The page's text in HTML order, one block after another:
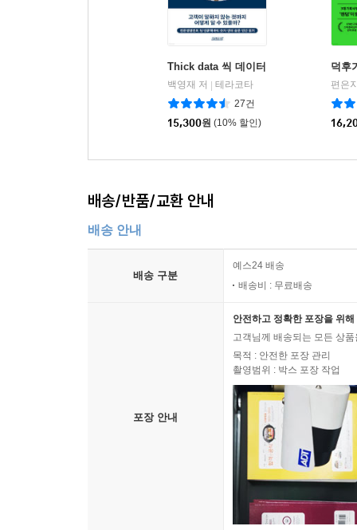
Thick data 씩 데이터
백영재 저
테라코타
27건
15,300원 (10% 할인)
덕후
편은
배송/반품/교환 안내
배송 안내
배송 구분
예스24 배송
배송비 : 무료배송
포장 안내
안전하고 정확한 포장을 위
고객님께 배송되는 모든 상
목적 : 안전한 포장 관리
촬영범위 : 박스 포장 작업